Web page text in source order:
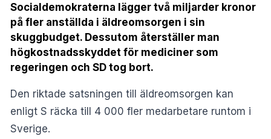
Socialdemokraterna lägger två miljarder kronor
på fler anställda i äldreomsorgen i sin
skuggbudget. Dessutom återställer man
högkostnadsskyddet för mediciner som
regeringen och SD tog bort.
Den riktade satsningen till äldreomsorgen kan
enligt S räcka till 4 000 fler medarbetare runtom i
Sverige.